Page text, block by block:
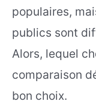
populaires,
publics sont
Alors, lequel
comparaison
bon choix.